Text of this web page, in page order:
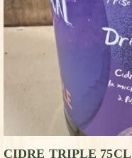
CIDRE TRIPLE 75CL